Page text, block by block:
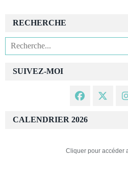
SUIVEZ-MOI
RECHERCHE
CALENDRIER 2026
Cliquer pour accéder